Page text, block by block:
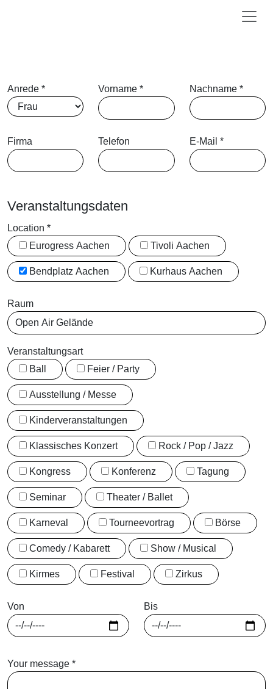
Anrede * Vorname* Nachname *
Firma Telefon E-Mail *
Veranstaltungsdaten
Location *
Eurogress Aachen
Tivoli Aachen
Bendplatz Aachen Kurhaus Aachen
Raum
Veranstaltungsart
Ball
Feier / Party
Ausstellung / Messe
Kinderveranstaltungen
Klassisches Konzert Rock / Pop / Jazz
Kongress Konferenz Tagung
Seminar Theater / Ballet
Karneval Tourneevortrag Börse
Comedy / Kabarett Show / Musical
Kirmes Festival Zirkus
Von Bis
Your message *